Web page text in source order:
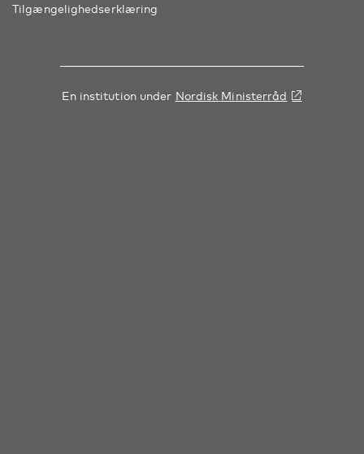
Tilgængelighedserklæring
En institution under Nordisk Ministerråd